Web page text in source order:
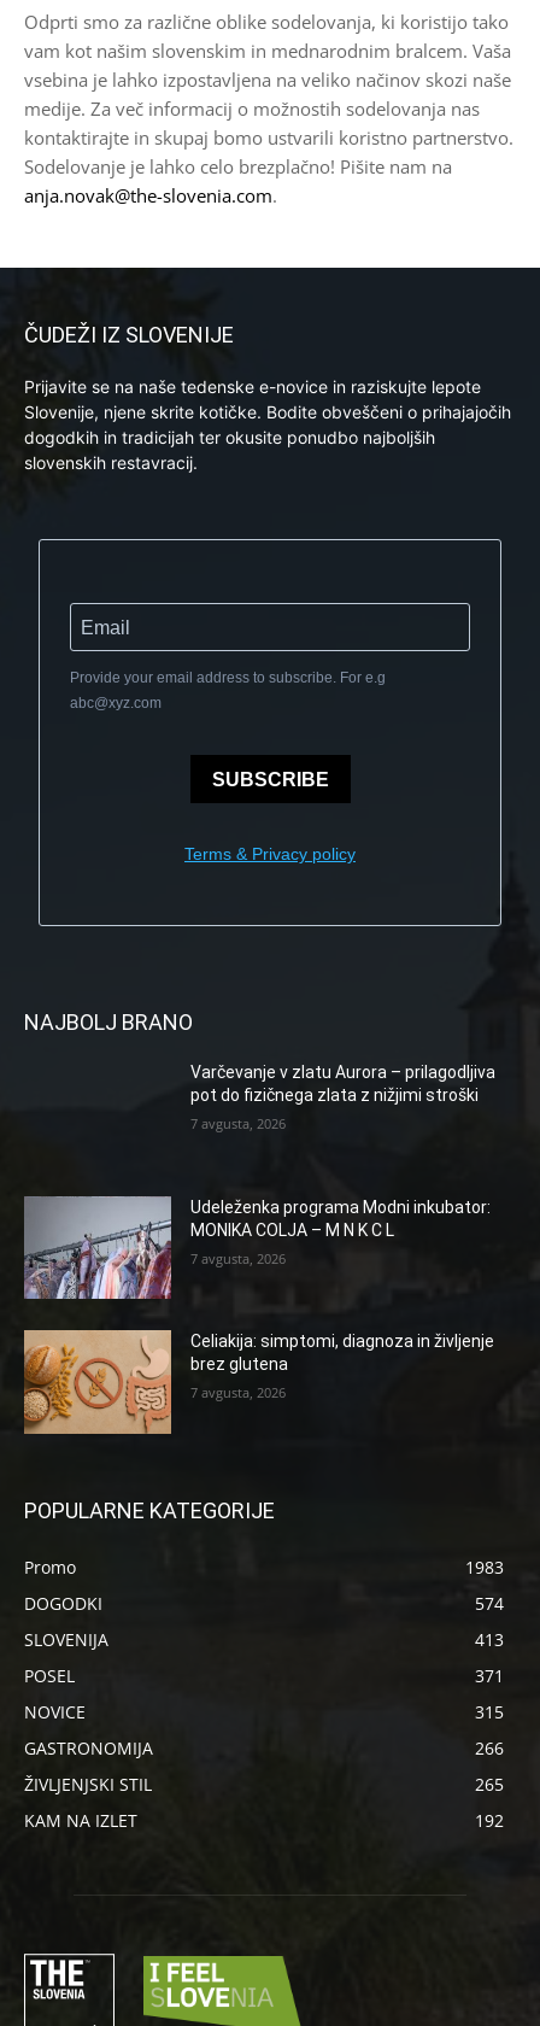
Odprti smo za različne oblike sodelovanja, ki koristijo tako
vam kot našim slovenskim in mednarodnim bralcem. Vaša
vsebina je lahko izpostavljena na veliko načinov skozi naše
medije. Za več informacij o možnostih sodelovanja nas
kontaktirajte in skupaj bomo ustvarili koristno partnerstvo.
Sodelovanje je lahko celo brezplačno! Pišite nam na
anja.novak@the-slovenia.com.
ČUDEŽI IZ SLOVENIJE
Prijavite se na naše tedenske e-novice in raziskujte lepote
Slovenije, njene skrite kotičke. Bodite obveščeni o prihajajočih
dogodkih in tradicijah ter okusite ponudbo najboljših
slovenskih restavracij.
Provide your email address to subscribe. For e.g
abc@xyz.com
SUBSCRIBE
Terms & Privacy policy
NAJBOLJ BRANO
Varčevanje v zlatu Aurora – prilagodljiva
pot do fizičnega zlata z nižjimi stroški
7 avgusta, 2026
Udeleženka programa Modni inkubator:
MONIKA COLJA – M N K C L
7 avgusta, 2026
Celiakija: simptomi, diagnoza in življenje
brez glutena
7 avgusta, 2026
POPULARNE KATEGORIJE
Promo
1983
DOGODKI
574
SLOVENIJA
413
POSEL
371
NOVICE
315
GASTRONOMIJA
266
ŽIVLJENJSKI STIL
265
KAM NA IZLET
192